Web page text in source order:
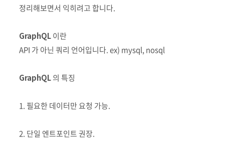
정리해보면서 익히려고 합니다.
GraphQL이란
API 가 아닌 쿼리 언어입니다. ex) mysql, nosql
GraphQL의 특징
1. 필요한 데이터만 요청 가능.
2. 단일 엔트포인트 권장.